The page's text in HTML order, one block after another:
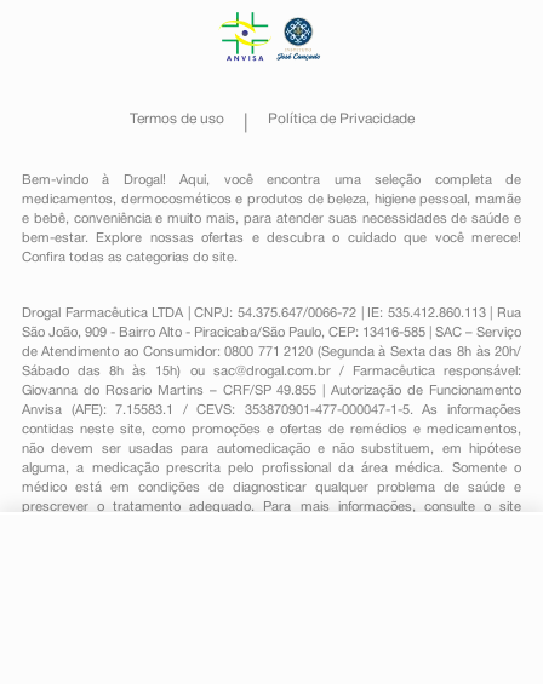
Termos de uso Política de Privacidade
Bem-vindo à Drogal! Aqui, você encontra uma seleção completa de
medicamentos , dermocosméticos e produtos de beleza, higiene pessoal ,mamãe
e bebê, conveniênciae muito mais, para atender suas necessidades de saúde e
bem-estar. Explore nossas ofertas e descubra o cuidado que você merece!
Confira todas as categorias do site.
Drogal Farmacêutica LTDA | CNPJ: 54.375.647/0066-72 | IE: 535.412.860.113 | Rua
São João, 909 - Bairro Alto - Piracicaba/São Paulo, CEP: 13416-585 | SAC – Serviço
de Atendimento ao Consumidor: 0800 771 2120 (Segunda à Sexta das 8h às 20h/
Sábado das 8h às 15h) ou sac@drogal.com.br/ Farmacêutica responsável:
Giovanna do Rosario Martins – CRF/SP 49.855 | Autorização de Funcionamento
Anvisa (AFE): 7.15583.1 / CEVS: 353870901-477-000047-1-5. As informações
contidas neste site, como promoções e ofertas de remédios e medicamentos,
não devem ser usadas para automedicação e não substituem, em hipótese
alguma, a medicação prescrita pelo profissional da área médica. Somente o
médico está em condições de diagnosticar qualquer problema de saúde e
prescrever o tratamento adequado. Para mais informações, consulte o site